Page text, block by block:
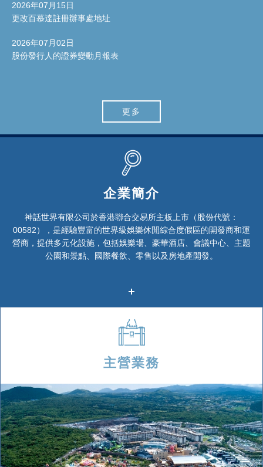
2026年07月15日
更改百慕達註冊辦事處地址
2026年07月02日
股份發行人的證券變動月報表
更多
企業簡介
神話世界有限公司於香港聯合交易所主板上市（股份代號：
00582），是經驗豐富的世界級娛樂休閒綜合度假區的開發商和運
營商，提供多元化設施，包括娛樂場、豪華酒店、會議中心、主題
公園和景點、國際餐飲、零售以及房地產開發。
主營業務